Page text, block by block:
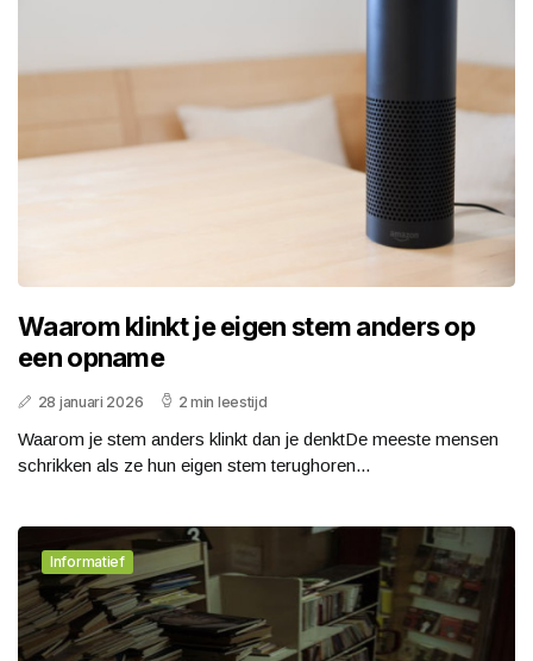
Waarom klinkt je eigen stem anders op
een opname
28 januari 2026 2 min leestijd
Waarom je stem anders klinkt dan je denktDe meeste mensen
schrikken als ze hun eigen stem terughoren...
Informatief